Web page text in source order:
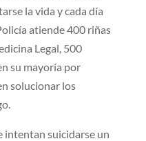
la vida y cada día
atiende 400 riñas
Legal, 500
su mayoría por
solucionar los
intentan suicidarse un